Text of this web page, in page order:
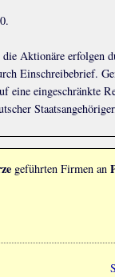
Aktionäre erfolgen
Einschreibebrief.
eine eingeschränkte
geführten Firmen an